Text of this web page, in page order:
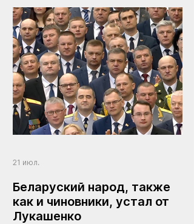
Беларуский народ, также
как и чиновники, устал от
Лукашенко
21 июл.